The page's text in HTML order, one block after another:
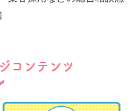
コンテンツ